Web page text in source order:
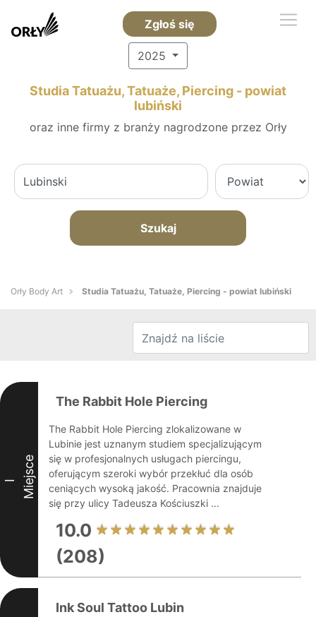
Zgłoś się
2025
Studia Tatuażu, Tatuaże, Piercing - powiat
lubiński
oraz inne firmy z branży nagrodzone przez Orły
Szukaj
Orły Body Art Studia Tatuażu, Tatuaże, Piercing - powiat lubiński
I Miejsce
The Rabbit Hole Piercing
The Rabbit Hole Piercing zlokalizowane w
Lubinie jest uznanym studiem specjalizującym
się w profesjonalnych usługach piercingu,
oferującym szeroki wybór przekłuć dla osób
ceniących wysoką jakość. Pracownia znajduje
się przy ulicy Tadeusza Kościuszki ...
10.0
(208)
Ink Soul Tattoo Lubin